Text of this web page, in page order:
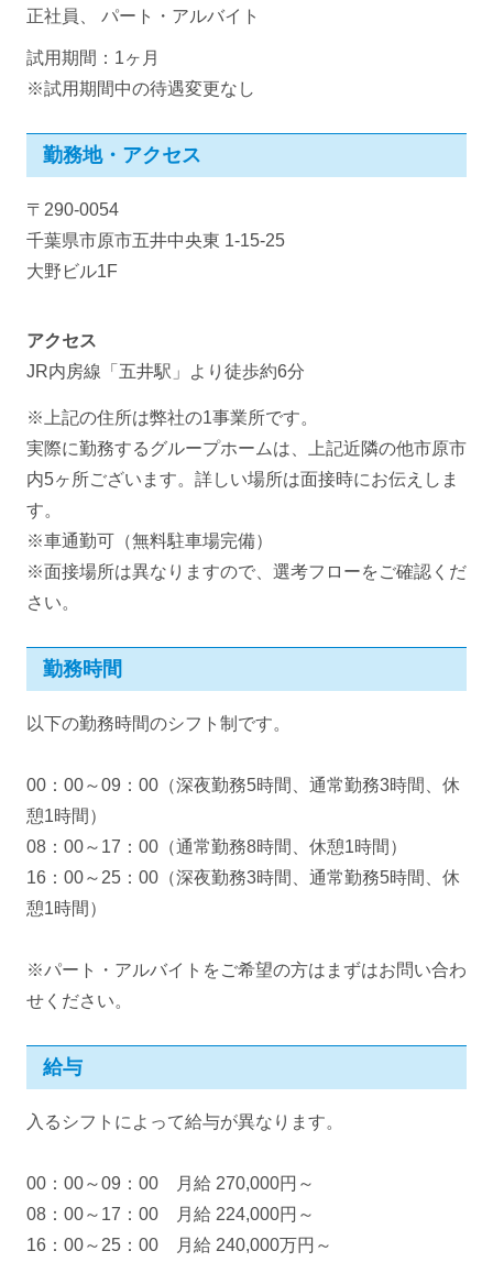
正社員、 パート・アルバイト
試用期間：1ヶ月
※試用期間中の待遇変更なし
勤務地・アクセス
〒290-0054
千葉県市原市五井中央東 1-15-25
大野ビル1F
アクセス
JR内房線「五井駅」より徒歩約6分
※上記の住所は弊社の1事業所です。
実際に勤務するグループホームは、上記近隣の他市原市
内5ヶ所ございます。詳しい場所は面接時にお伝えしま
す。
※車通勤可（無料駐車場完備）
※面接場所は異なりますので、選考フローをご確認くだ
さい。
勤務時間
以下の勤務時間のシフト制です。
00：00～09：00（深夜勤務5時間、通常勤務3時間、休
憩1時間）
08：00～17：00（通常勤務8時間、休憩1時間）
16：00～25：00（深夜勤務3時間、通常勤務5時間、休
憩1時間）
※パート・アルバイトをご希望の方はまずはお問い合わ
せください。
給与
入るシフトによって給与が異なります。
00：00～09：00 月給 270,000円～
08：00～17：00 月給 224,000円～
16：00～25：00 月給 240,000万円～